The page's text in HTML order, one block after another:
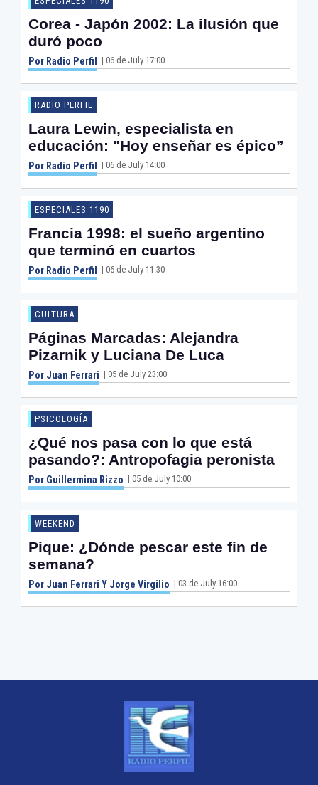
Corea - Japón 2002: La ilusión que
duró poco
Por Radio Perfil | 06 de July 17:00
RADIO PERFIL
Laura Lewin, especialista en
educación: "Hoy enseñar es épico”
Por Radio Perfil | 06 de July 14:00
ESPECIALES 1190
Francia 1998: el sueño argentino
que terminó en cuartos
Por Radio Perfil | 06 de July 11:30
CULTURA
Páginas Marcadas: Alejandra
Pizarnik y Luciana De Luca
Por Juan Ferrari | 05 de July 23:00
PSICOLOGÍA
¿Qué nos pasa con lo que está
pasando?: Antropofagia peronista
Por Guillermina Rizzo | 05 de July 10:00
WEEKEND
Pique: ¿Dónde pescar este fin de
semana?
Por Juan Ferrari Y Jorge Virgilio | 03 de July 16:00